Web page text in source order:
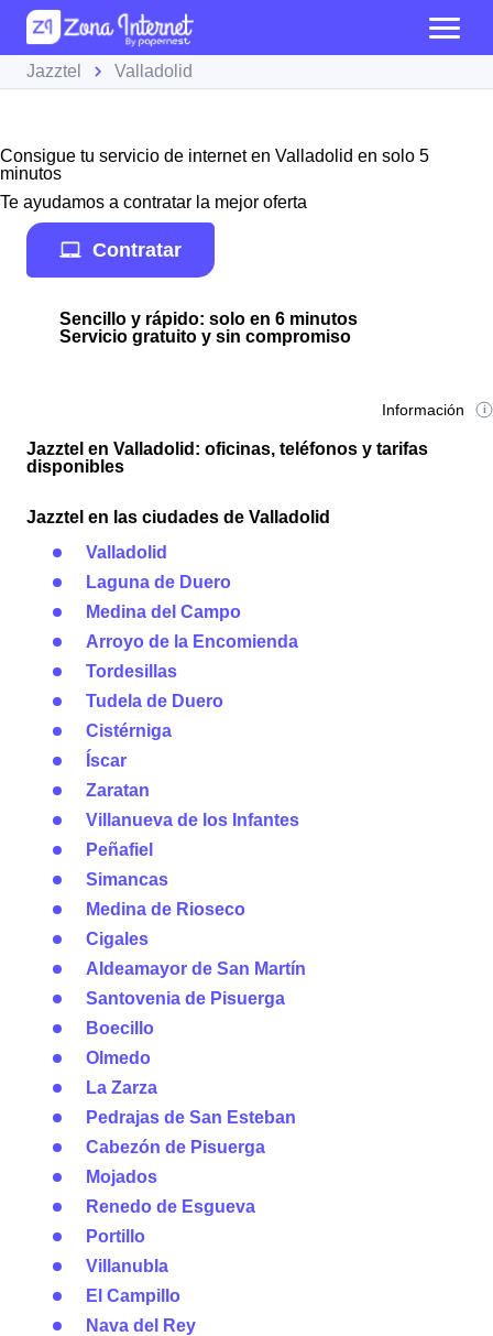
Jazztel Valladolid
Consigue tu servicio de internet en Valladolid en solo 5
minutos
Te ayudamos a contratar la mejor oferta
Contratar
Sencillo y rápido: solo en 6 minutos
Servicio gratuito y sin compromiso
Información
Jazztel en Valladolid: oficinas, teléfonos y tarifas
disponibles
Jazztel en las ciudades de Valladolid
Valladolid
Laguna de Duero
Medina del Campo
Arroyo de la Encomienda
Tordesillas
Tudela de Duero
Cistérniga
Íscar
Zaratan
Villanueva de los Infantes
Peñafiel
Simancas
Medina de Rioseco
Cigales
Aldeamayor de San Martín
Santovenia de Pisuerga
Boecillo
Olmedo
La Zarza
Pedrajas de San Esteban
Cabezón de Pisuerga
Mojados
Renedo de Esgueva
Portillo
Villanubla
El Campillo
Nava del Rey